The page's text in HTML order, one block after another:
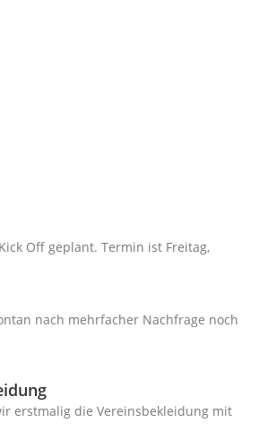
Off geplant. Termin ist Freitag,
nach mehrfacher Nachfrage noch
erstmalig die Vereinsbekleidung mit